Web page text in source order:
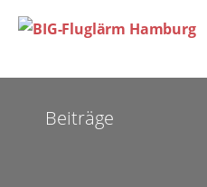
Zum
Inhalt
BIG-Fluglärm
Beiträge